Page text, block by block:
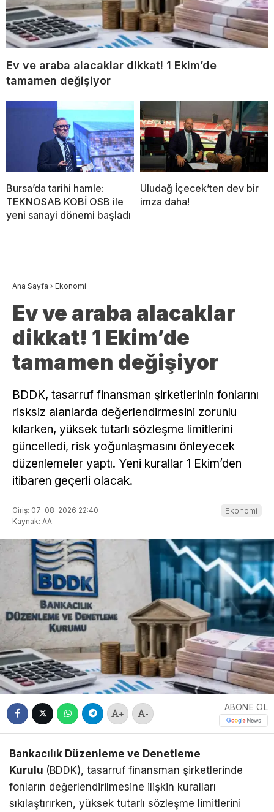
Ev ve araba alacaklar dikkat! 1 Ekim’de
tamamen değişiyor
Bursa’da tarihi hamle:
TEKNOSAB KOBİ OSB ile
yeni sanayi dönemi başladı
Uludağ İçecek’ten dev bir
imza daha!
Ana Sayfa › Ekonomi
Ev ve araba alacaklar
dikkat! 1 Ekim’de
tamamen değişiyor
BDDK, tasarruf finansman şirketlerinin fonlarını
risksiz alanlarda değerlendirmesini zorunlu
kılarken, yüksek tutarlı sözleşme limitlerini
güncelledi, risk yoğunlaşmasını önleyecek
düzenlemeler yaptı. Yeni kurallar 1 Ekim’den
itibaren geçerli olacak.
Giriş: 07-08-2026 22:40
Kaynak: AA
Ekonomi
+ -
ABONE OL
Bankacılık Düzenleme ve Denetleme
Kurulu (BDDK), tasarruf finansman şirketlerinde
fonların değerlendirilmesine ilişkin kuralları
sıkılaştırırken, yüksek tutarlı sözleşme limitlerini